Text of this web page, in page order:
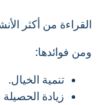
القراءة من أكثر
ومن فوائدها:
تنمية الخيال.
زيادة الحصيلة